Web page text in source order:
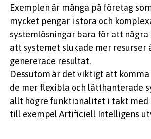
Exemplen är många på företag
mycket pengar i stora och
systemlösningar bara för att några
att systemet slukade mer resurser
genererade resultat.
Dessutom är det viktigt att komma
de mer flexibla och lätthanterade
allt högre funktionalitet i takt med
till exempel Artificiell Intelligens